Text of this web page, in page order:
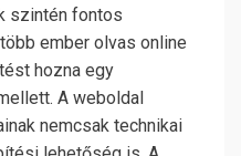
szintén fontos
ember olvas online
hozna egy
A weboldal
nemcsak technikai